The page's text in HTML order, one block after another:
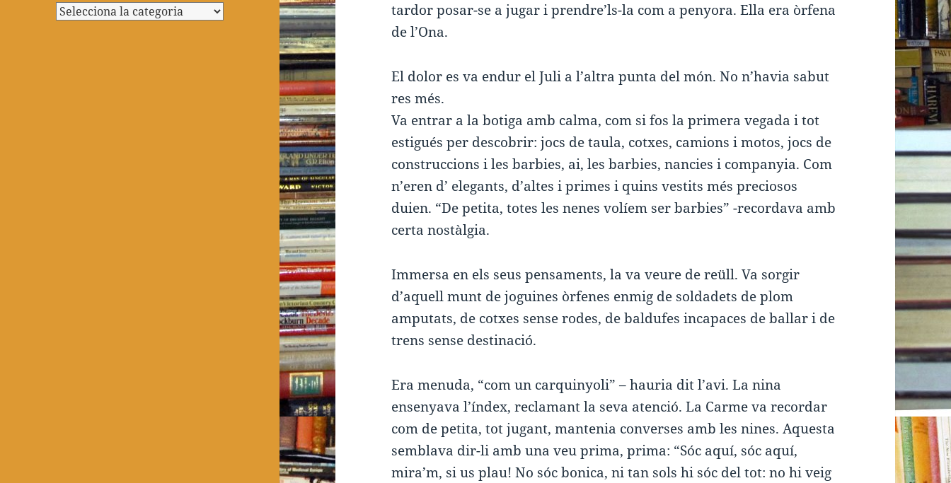
Categories
tardor posar-se a jugar i prendre’ls-la com a penyora. Ella era òrfena
de l’Ona.
El dolor es va endur el Juli a l’altra punta del món. No n’havia sabut
res més.
Va entrar a la botiga amb calma, com si fos la primera vegada i tot
estigués per descobrir: jocs de taula, cotxes, camions i motos, jocs de
construccions i les barbies, ai, les barbies, nancies i companyia. Com
n’eren d’ elegants, d’altes i primes i quins vestits més preciosos
duien. “De petita, totes les nenes volíem ser barbies” -recordava amb
certa nostàlgia.
Immersa en els seus pensaments, la va veure de reüll. Va sorgir
d’aquell munt de joguines òrfenes enmig de soldadets de plom
amputats, de cotxes sense rodes, de baldufes incapaces de ballar i de
trens sense destinació.
Era menuda, “com un carquinyoli” – hauria dit l’avi. La nina
ensenyava l’índex, reclamant la seva atenció. La Carme va recordar
com de petita, tot jugant, mantenia converses amb les nines. Aquesta
semblava dir-li amb una veu prima, prima: “Sóc aquí, sóc aquí,
mira’m, si us plau! No sóc bonica, ni tan sols hi sóc del tot: no hi veig